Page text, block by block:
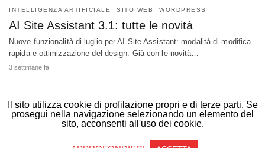
INTELLIGENZA ARTIFICIALE SITO WEB WORDPRESS
AI Site Assistant 3.1: tutte le novità
Nuove funzionalità di luglio per AI Site Assistant: modalità di modifica
rapida e ottimizzazione del design. Già con le novità…
3 settimane fa
Il sito utilizza cookie di profilazione propri e di terze parti. Se
prosegui nella navigazione selezionando un elemento del
sito, acconsenti all'uso dei cookie.